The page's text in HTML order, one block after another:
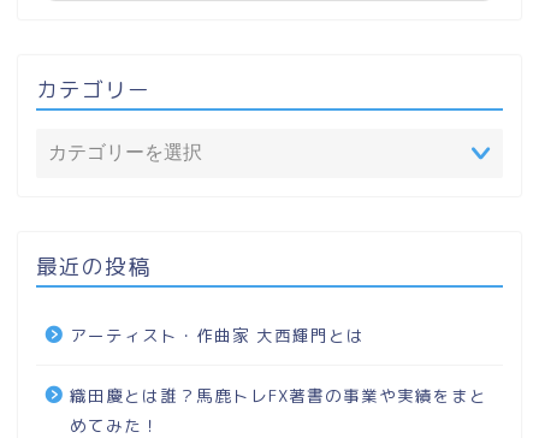
カテゴリー
最近の投稿
アーティスト・作曲家 大西輝門とは
織田慶とは誰？馬鹿トレFX著書の事業や実績をまと
めてみた！